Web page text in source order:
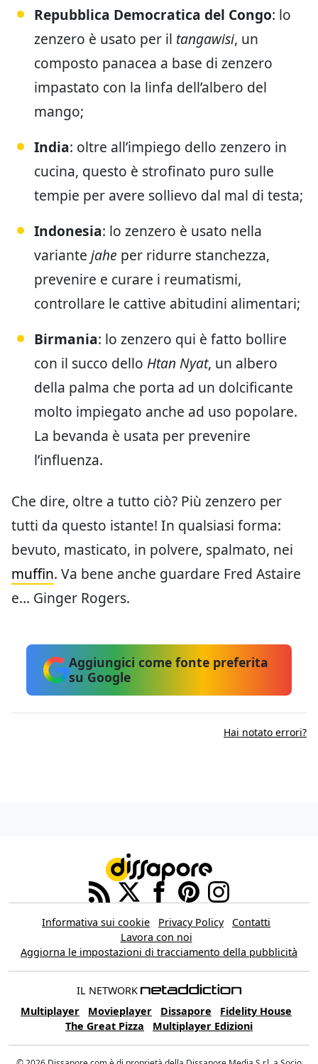
Repubblica Democratica del Congo: lo
zenzero è usato per il tangawisi, un
composto panacea a base di zenzero
impastato con la linfa dell’albero del
mango;
India: oltre all’impiego dello zenzero in
cucina, questo è strofinato puro sulle
tempie per avere sollievo dal mal di testa;
Indonesia: lo zenzero è usato nella
variante jahe per ridurre stanchezza,
prevenire e curare i reumatismi,
controllare le cattive abitudini alimentari;
Birmania: lo zenzero qui è fatto bollire
con il succo dello Htan Nyat, un albero
della palma che porta ad un dolcificante
molto impiegato anche ad uso popolare.
La bevanda è usata per prevenire
l’influenza.
Che dire, oltre a tutto ciò? Più zenzero per
tutti da questo istante! In qualsiasi forma:
bevuto, masticato, in polvere, spalmato, nei
muffin. Va bene anche guardare Fred Astaire
e… Ginger Rogers.
Aggiungici come fonte preferita
su Google
Hai notato errori?
Informativa sui cookie Privacy Policy
Contatti
Lavora con noi
Aggiorna le impostazioni di tracciamento della pubblicità
IL NETWORK
Multiplayer
Movieplayer Dissapore
Fidelity House
The Great Pizza
Multiplayer Edizioni